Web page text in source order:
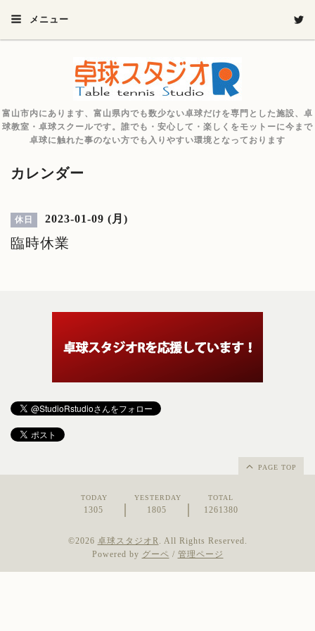
メニュー
富山市内にあります、富山県内でも数少ない卓球だけを専門とした施設、卓
球教室・卓球スクールです。誰でも・安心して・楽しくをモットーに今まで
卓球に触れた事のない方でも入りやすい環境となっております
カレンダー
休日 2023-01-09 (月)
臨時休業
PAGE TOP
TODAY
1305
YESTERDAY
1805
TOTAL
1261380
©2026 卓球スタジオR. All Rights Reserved.
Powered by グーペ / 管理ページ